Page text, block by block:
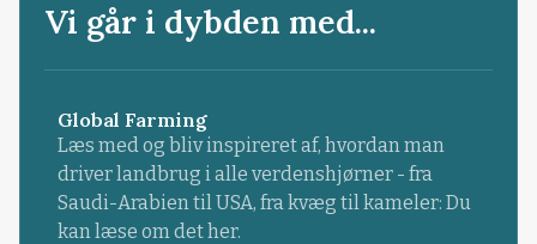
Vi går i dybden med...
Global Farming
Læs med og bliv inspireret af, hvordan man
driver landbrug i alle verdenshjørner - fra
Saudi-Arabien til USA, fra kvæg til kameler: Du
kan læse om det her.